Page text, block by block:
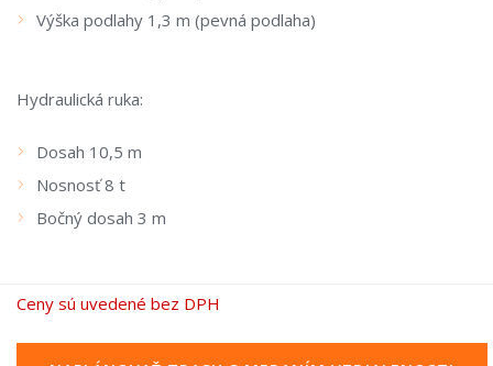
Výška podlahy 1,3 m (pevná podlaha)
Hydraulická ruka:
Dosah 10,5 m
Nosnosť 8 t
Bočný dosah 3 m
Ceny sú uvedené bez DPH